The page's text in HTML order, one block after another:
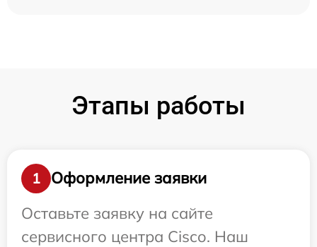
Этапы работы
1
Оформление заявки
Оставьте заявку на сайте
сервисного центра Cisco. Наш